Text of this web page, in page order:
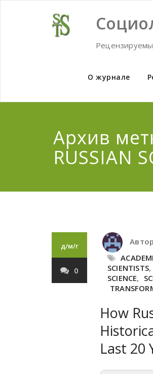
О журнале
Архив
RUSSIAN
д/м/г
0
SCIENTISTS,
SCIENCE,
How
Last 20